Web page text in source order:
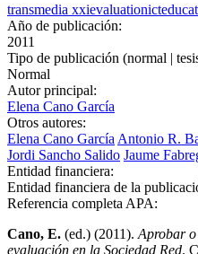
transmedia xxievaluationict
Año de publicación:
2011
Tipo de publicación (normal |
Normal
Autor principal:
Elena Cano García
Otros autores:
Elena Cano García Antonio R.
Jordi Sancho Salido Jaume
Entidad financiera:
Entidad financiera de la
Referencia completa APA:
Cano, E. (ed.) (2011). Aprobar o
evaluación en la Sociedad Red.